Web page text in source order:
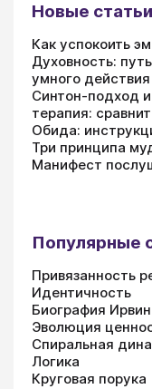
Новые
Как успокоить
Духовность:
умного действия
Синтон-подход
терапия:
Обида:
Три принципа
Манифест
Популярные
Привязанность
Идентичность
Биография
Эволюция
Спиральная
Логика
Круговая порука